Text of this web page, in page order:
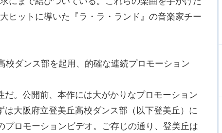
ヒットに導いた『ラ・ラ・ランド』の音楽家チー
校ダンス部を起用、的確な連続プロモーション
。公開前、本作には大がかりなプロモーション
は大阪府立登美丘高校ダンス部（以下登美丘）に
プロモーションビデオ。ご存じの通り、登美丘は